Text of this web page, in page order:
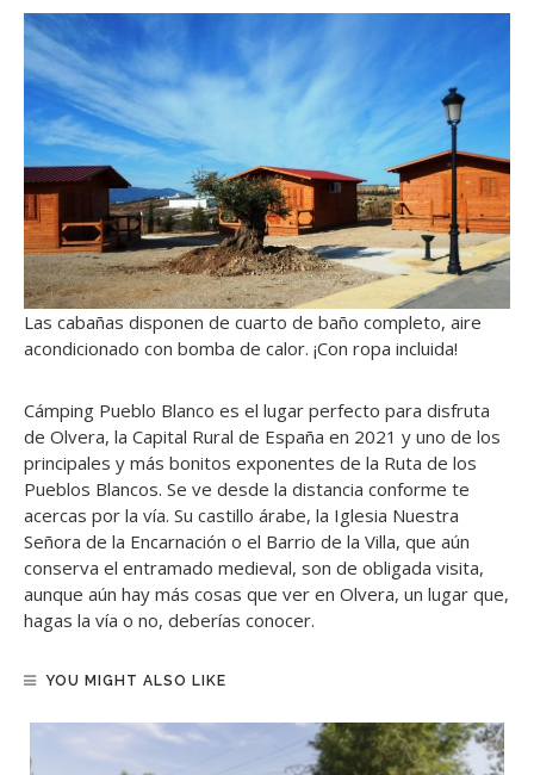
Las cabañas disponen de cuarto de baño completo, aire
acondicionado con bomba de calor. ¡Con ropa incluida!
Cámping Pueblo Blanco es el lugar perfecto para disfruta
de Olvera, la Capital Rural de España en 2021 y uno de los
principales y más bonitos exponentes de la Ruta de los
Pueblos Blancos. Se ve desde la distancia conforme te
acercas por la vía. Su castillo árabe, la Iglesia Nuestra
Señora de la Encarnación o el Barrio de la Villa, que aún
conserva el entramado medieval, son de obligada visita,
aunque aún hay más cosas que ver en Olvera, un lugar que,
hagas la vía o no, deberías conocer.
YOU MIGHT ALSO LIKE